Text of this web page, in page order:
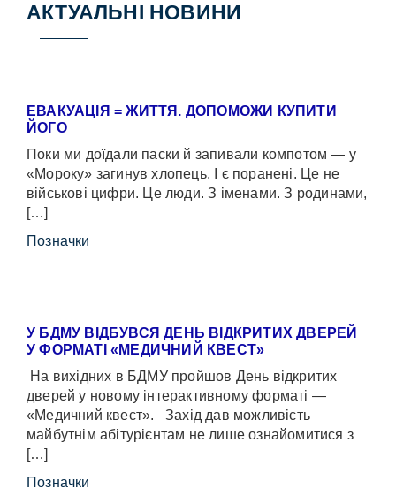
АКТУАЛЬНІ НОВИНИ
ЕВАКУАЦІЯ = ЖИТТЯ. ДОПОМОЖИ КУПИТИ
ЙОГО
Поки ми доїдали паски й запивали компотом — у
«Мороку» загинув хлопець. І є поранені. Це не
військові цифри. Це люди. З іменами. З родинами,
[…]
Позначки
У БДМУ ВІДБУВСЯ ДЕНЬ ВІДКРИТИХ ДВЕРЕЙ
У ФОРМАТІ «МЕДИЧНИЙ КВЕСТ»
На вихідних в БДМУ пройшов День відкритих
дверей у новому інтерактивному форматі —
«Медичний квест». Захід дав можливість
майбутнім абітурієнтам не лише ознайомитися з
[…]
Позначки